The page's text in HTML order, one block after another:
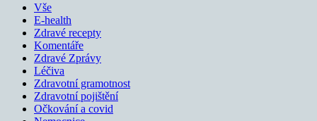
Vše
E-health
Zdravé recepty
Komentáře
Zdravé Zprávy
Léčiva
Zdravotní gramotnost
Zdravotní pojištění
Očkování a covid